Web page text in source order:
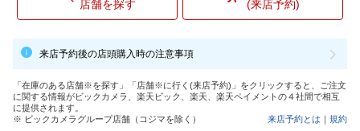
店舗を探す
(来店予約)
来店予約後の店頭購入時の注意事項
「在庫のある店舗※を探す」「店舗※に行く(来店予約)」をクリックすると、ご注文
に関する情報がビックカメラ、楽天ビック、楽天、楽天ペイメントの４社間で相互
に提供されます。
※ ビックカメラグループ店舗（コジマを除く）
来店予約とは ｜ 規約